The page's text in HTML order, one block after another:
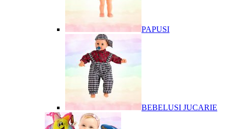
PAPUSI
BEBELUSI JUCARIE